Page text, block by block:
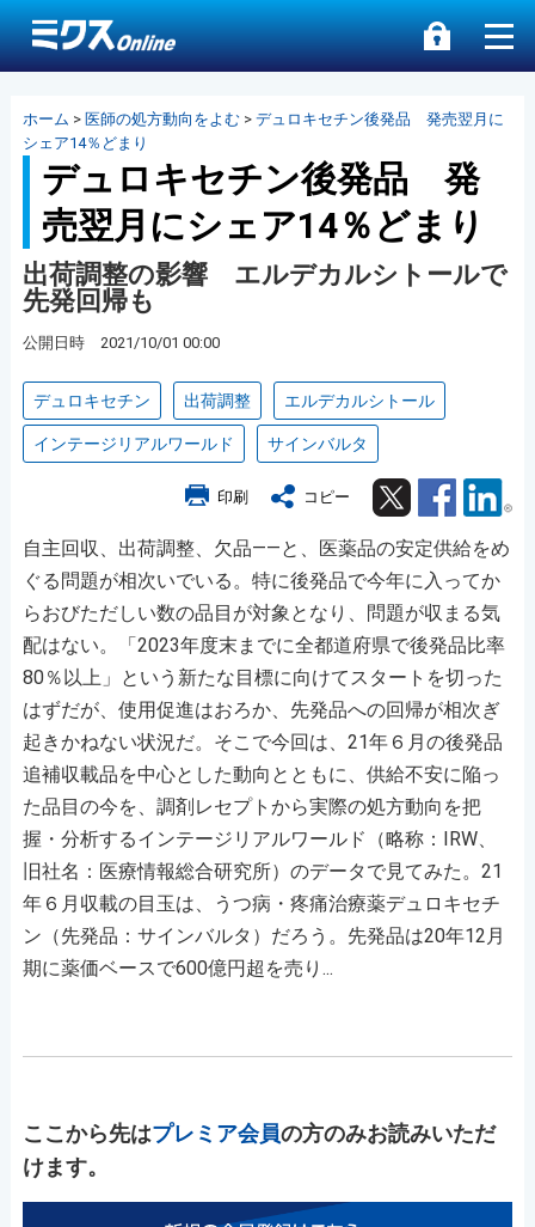
ホーム > 医師の処方動向をよむ> デュロキセチン後発品 発売翌月に
シェア14％どまり
デュロキセチン後発品 発
売翌月にシェア14％どまり
出荷調整の影響 エルデカルシトールで
先発回帰も
公開日時 2021/10/01 00:00
デュロキセチン 出荷調整 エルデカルシトール
インテージリアルワールド サインバルタ
印刷 コピー Twitter Facebook
自主回収、出荷調整、欠品――と、医薬品の安定供給をめ
ぐる問題が相次いでいる。特に後発品で今年に入ってか
らおびただしい数の品目が対象となり、問題が収まる気
配はない。「2023年度末までに全都道府県で後発品比率
80％以上」という新たな目標に向けてスタートを切った
はずだが、使用促進はおろか、先発品への回帰が相次ぎ
起きかねない状況だ。そこで今回は、21年６月の後発品
追補収載品を中心とした動向とともに、供給不安に陥っ
た品目の今を、調剤レセプトから実際の処方動向を把
握・分析するインテージリアルワールド（略称：IRW、
旧社名：医療情報総合研究所）のデータで見てみた。21
年６月収載の目玉は、うつ病・疼痛治療薬デュロキセチ
ン（先発品：サインバルタ）だろう。先発品は20年12月
期に薬価ベースで600億円超を売り...
ここから先はプレミア会員の方のみお読みいただ
けます。